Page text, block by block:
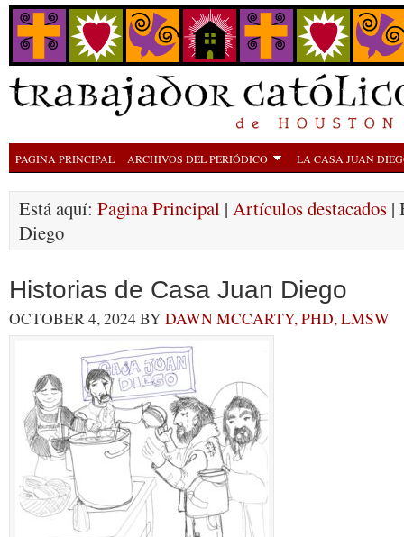
PAGINA PRINCIPAL ARCHIVOS DEL PERIÓDICO LA CASA JUAN
Está aquí: Pagina Principal | Artículos destacados |
Diego
Historias de Casa Juan Diego
OCTOBER 4, 2024BYDAWN MCCARTY, PHD, LMSW